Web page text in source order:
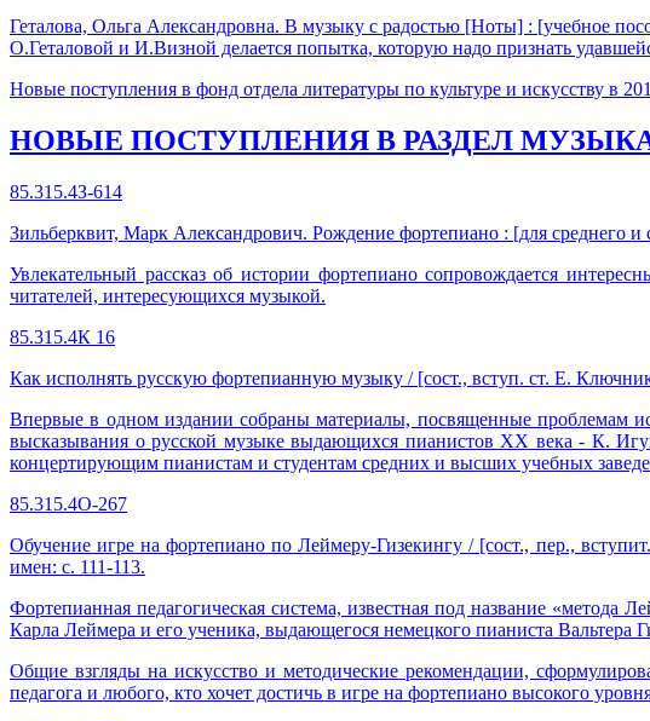
Геталова, Ольга Александровна. В музыку с радостью [Ноты] : [учебное
О.Геталовой и И.Визной делается попытка, которую надо признать
Новые поступления в фонд отдела литературы по культуре и искусству в
НОВЫЕ ПОСТУПЛЕНИЯ В РАЗДЕЛ
85.315.4З-614
Зильберквит, Марк Александрович. Рождение фортепиано : [для среднего
Увлекательный рассказ об истории фортепиано сопровождается
читателей, интересующихся музыкой.
85.315.4К 16
Как исполнять русскую фортепианную музыку / [сост., вступ. ст. Е.
Впервые в одном издании собраны материалы, посвященные проблемам
высказывания о русской музыке выдающихся пианистов XX века - К.
концертирующим пианистам и студентам средних и высших учебных
85.315.4О-267
Обучение игре на фортепиано по Леймеру-Гизекингу / [сост., пер.,
имен: с. 111-113.
Фортепианная педагогическая система, известная под название «метода
Карла Леймера и его ученика, выдающегося немецкого пианиста
Общие взгляды на искусство и методические рекомендации,
педагога и любого, кто хочет достичь в игре на фортепиано высокого